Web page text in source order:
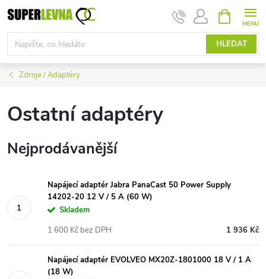
Přejít
na
obsah
HLEDAT
NÁKUPNÍ
KOŠÍK
Zdroje / Adaptéry
Ostatní adaptéry
Nejprodávanější
Napájecí adaptér Jabra PanaCast 50 Power Supply
14202-20 12 V / 5 A (60 W)
Skladem
1 936 Kč
1 600 Kč bez DPH
Napájecí adaptér EVOLVEO MX20Z-1801000 18 V / 1 A
(18 W)